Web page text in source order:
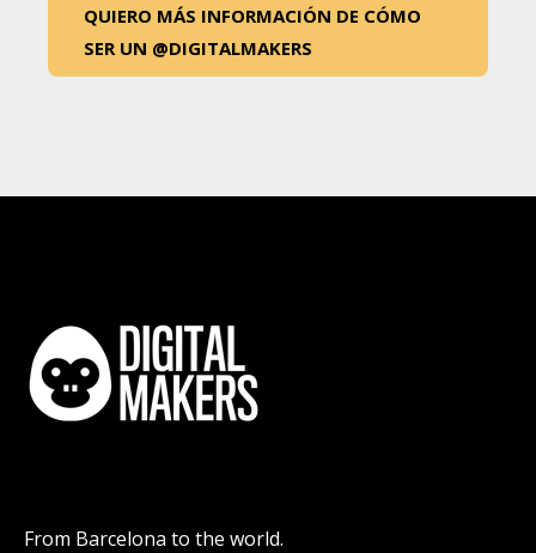
QUIERO MÁS INFORMACIÓN DE CÓMO
SER UN @DIGITALMAKERS
From Barcelona to the world.